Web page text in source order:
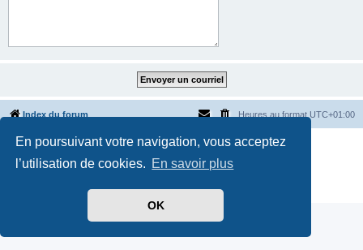
En poursuivant votre navigation, vous acceptez
l’utilisation de cookies. En savoir plus
OK
Index du forum Heures au format UTC+01:00
Développé parphpBB® Forum Software © phpBB Limited
Traduit par
phpBB-fr.com
Style parSide-car club Français